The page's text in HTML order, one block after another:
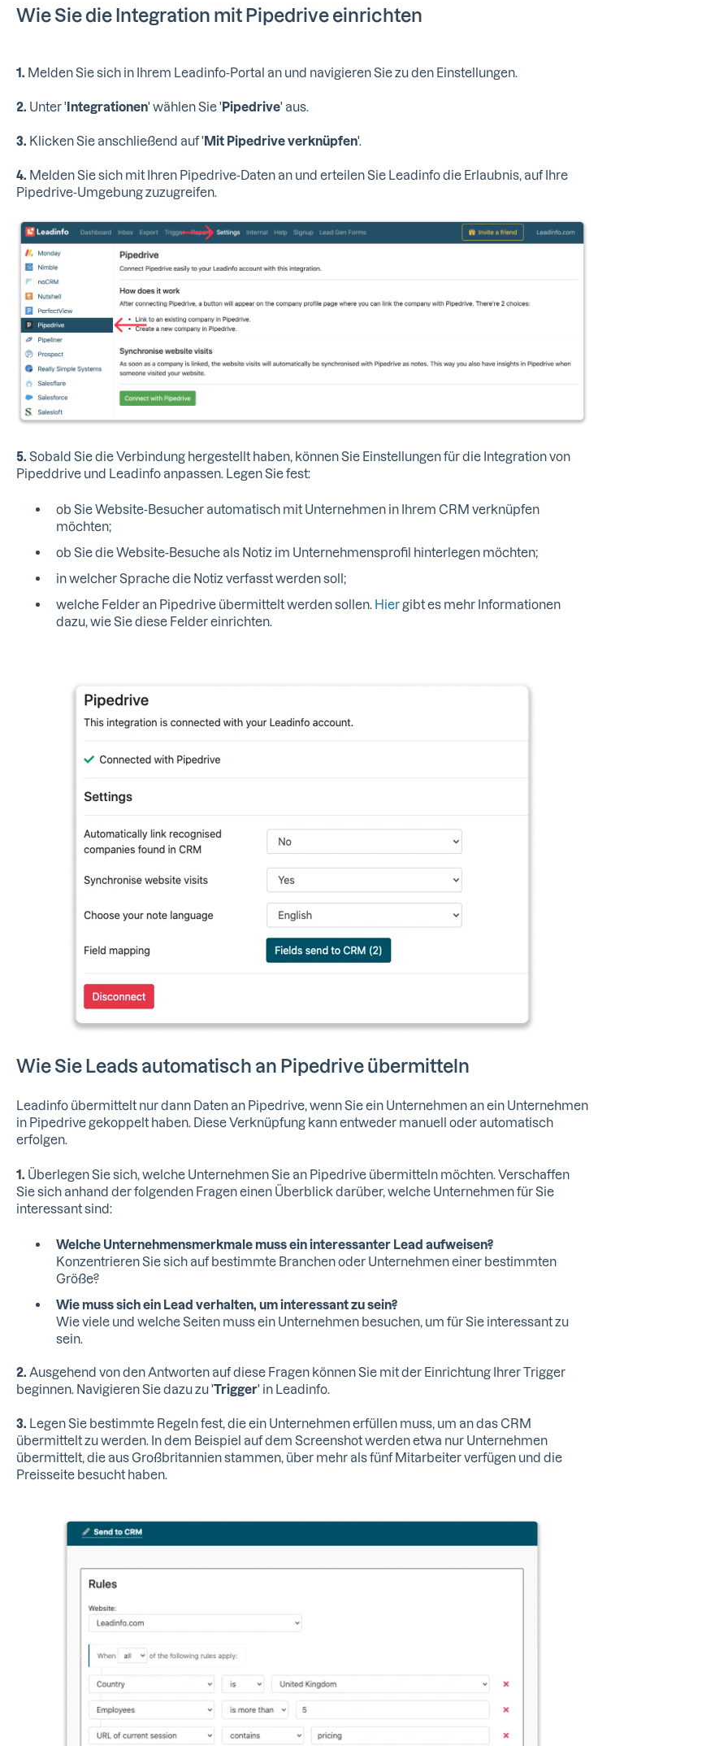
Wie Sie die Integration mit Pipedrive einrichten
1. Melden Sie sich in Ihrem Leadinfo-Portal an und navigieren Sie zu den Einstellungen.
2. Unter 'Integrationen' wählen Sie 'Pipedrive' aus.
3. Klicken Sie anschließend auf 'Mit Pipedrive verknüpfen'.
4. Melden Sie sich mit Ihren Pipedrive-Daten an und erteilen Sie Leadinfo die Erlaubnis, auf Ihre
Pipedrive-Umgebung zuzugreifen.
5. Sobald Sie die Verbindung hergestellt haben, können Sie Einstellungen für die Integration von
Pipeddrive und Leadinfo anpassen. Legen Sie fest:
ob Sie Website-Besucher automatisch mit Unternehmen in Ihrem CRM verknüpfen
möchten;
ob Sie die Website-Besuche als Notiz im Unternehmensprofil hinterlegen möchten;
in welcher Sprache die Notiz verfasst werden soll;
welche Felder an Pipedrive übermittelt werden sollen. Hiergibt es mehr Informationen
dazu, wie Sie diese Felder einrichten.
Wie Sie Leads automatisch an Pipedrive übermitteln
Leadinfo übermittelt nur dann Daten an Pipedrive, wenn Sie ein Unternehmen an ein Unternehmen
in Pipedrive gekoppelt haben. Diese Verknüpfung kann entweder manuell oder automatisch
erfolgen.
1. Überlegen Sie sich, welche Unternehmen Sie an Pipedrive übermitteln möchten. Verschaffen
Sie sich anhand der folgenden Fragen einen Überblick darüber, welche Unternehmen für Sie
interessant sind:
Welche Unternehmensmerkmale muss ein interessanter Lead aufweisen?
Konzentrieren Sie sich auf bestimmte Branchen oder Unternehmen einer bestimmten
Größe?
Wie muss sich ein Lead verhalten, um interessant zu sein?
Wie viele und welche Seiten muss ein Unternehmen besuchen, um für Sie interessant zu
sein.
2. Ausgehend von den Antworten auf diese Fragen können Sie mit der Einrichtung Ihrer Trigger
beginnen. Navigieren Sie dazu zu 'Trigger' in Leadinfo.
3. Legen Sie bestimmte Regeln fest, die ein Unternehmen erfüllen muss, um an das CRM
übermittelt zu werden. In dem Beispiel auf dem Screenshot werden etwa nur Unternehmen
übermittelt, die aus Großbritannien stammen, über mehr als fünf Mitarbeiter verfügen und die
Preisseite besucht haben.